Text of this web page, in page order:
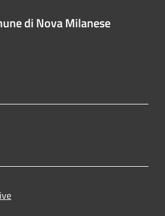
di Nova Milanese